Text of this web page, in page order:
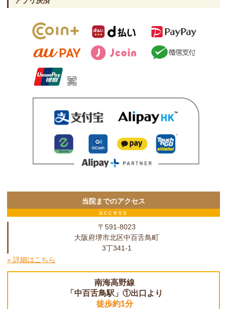
当院までのアクセス
access
〒591-8023
大阪府堺市北区中百舌鳥町
3丁341-1
» 詳細はこちら
南海高野線
「中百舌鳥駅」①出口より
徒歩約1分